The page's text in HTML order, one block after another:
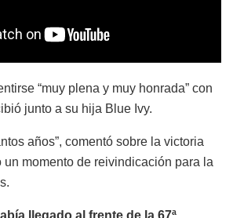
“muy plena y muy honrada” con
junto a su hija Blue Ivy.
años”, comentó sobre la victoria
un momento de reivindicación para la
llegado al frente de la 67ª